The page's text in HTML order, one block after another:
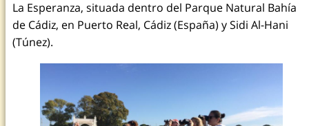
La Esperanza, situada dentro del Parque Natural Bahía
de Cádiz, en Puerto Real, Cádiz (España) y Sidi Al-Hani
(Túnez).